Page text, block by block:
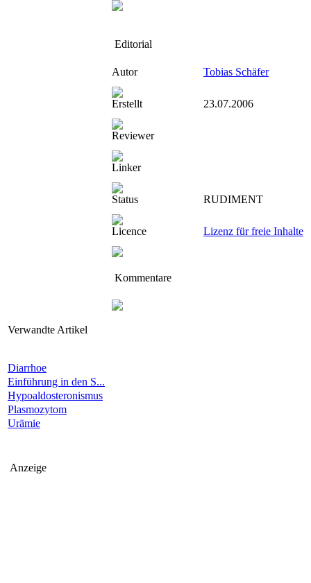
Editorial
Autor Tobias Schäfer
Erstellt 23.07.2006
Reviewer
Linker
Status RUDIMENT
Licence Lizenz für freie Inhalte
Kommentare
Verwandte Artikel
Diarrhoe
Einführung in den S...
Hypoaldosteronismus
Plasmozytom
Urämie
Anzeige